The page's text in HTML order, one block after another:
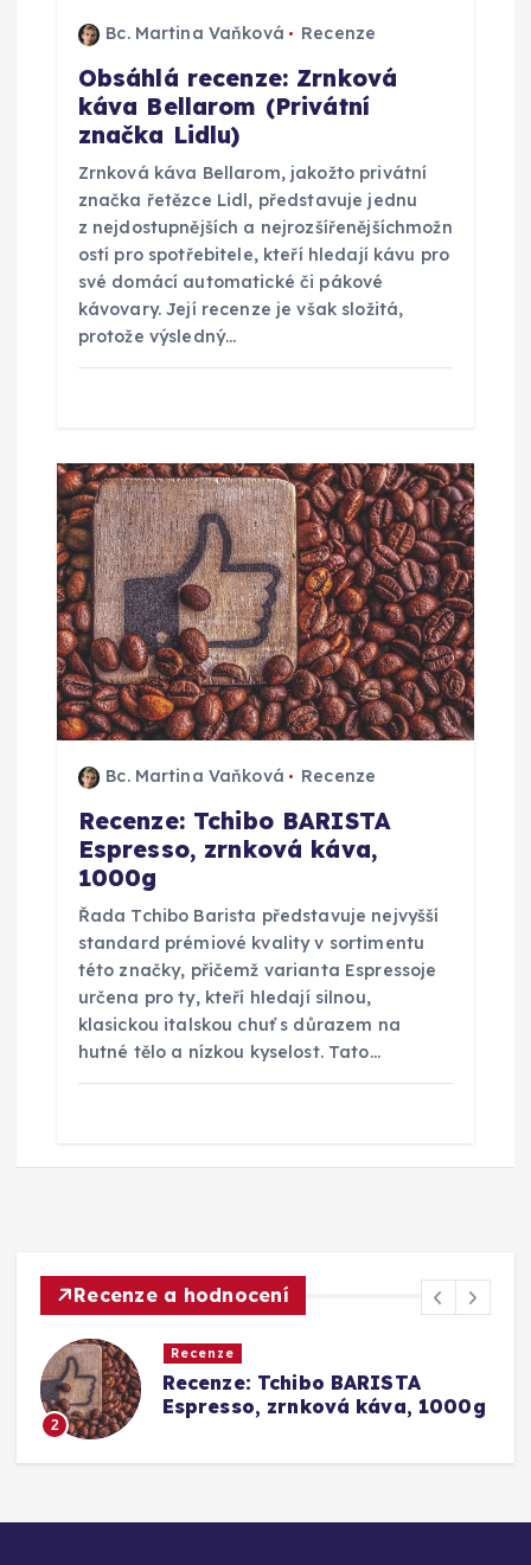
Bc. Martina Vaňková Recenze
Obsáhlá recenze: Zrnková
káva Bellarom (Privátní
značka Lidlu)
Zrnková káva Bellarom, jakožto privátní
značka řetězce Lidl, představuje jednu
z nejdostupnějších a nejrozšířenějšíchmožn
ostí pro spotřebitele, kteří hledají kávu pro
své domácí automatické či pákové
kávovary. Její recenze je však složitá,
protože výsledný…
Bc. Martina Vaňková Recenze
Recenze: Tchibo BARISTA
Espresso, zrnková káva,
1000g
Řada Tchibo Barista představuje nejvyšší
standard prémiové kvality v sortimentu
této značky, přičemž varianta Espressoje
určena pro ty, kteří hledají silnou,
klasickou italskou chuť s důrazem na
hutné tělo a nízkou kyselost. Tato…
Recenze a hodnocení
2
Recenze
Recenze: Tchibo BARISTA
Espresso, zrnková káva, 1000g